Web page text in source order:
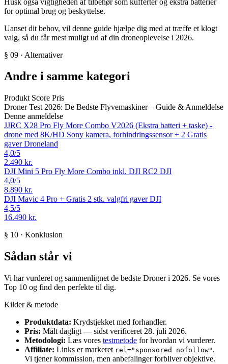
for optimal brug og beskyttelse.
Uanset dit behov, vil denne guide hjælpe dig med at træffe et klogt
valg, så du får mest muligt ud af din droneoplevelse i 2026.
§ 09 · Alternativer
Andre i samme kategori
Produkt Score Pris
Droner Test 2026: De Bedste Flyvemaskiner – Guide & Anmeldelse
Denne anmeldelse
JJRC X28 Pro Fly More Combo V2026 (Ekstra batteri + taske) -
drone med 8K/HD Sony kamera, forhindringssensor + 2 Gratis
gaver Droneland
4,0/5
2.490 kr.
DJI Mini 5 Pro Fly More Combo inkl. DJI RC2 DJI
4,0/5
8.890 kr.
DJI Mavic 4 Pro + Gratis 2 stk. valgfri gaver DJI
4,5/5
16.490 kr.
§ 10 · Konklusion
Sådan står vi
Vi har vurderet og sammenlignet de bedste Droner i 2026. Se vores
Top 10 og find den perfekte til dig.
Kilder & metode
Produktdata: Krydstjekket med forhandler.
Pris: Målt dagligt — sidst verificeret 28. juli 2026.
Metodologi: Læs vores testmetode for hvordan vi vurderer.
Affiliate: Links er markeret rel="sponsored nofollow" .
Vi tjener kommission, men anbefalinger forbliver objektive.